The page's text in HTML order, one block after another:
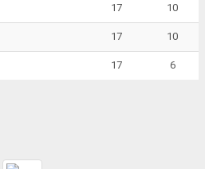
17 10
17 10
17 6